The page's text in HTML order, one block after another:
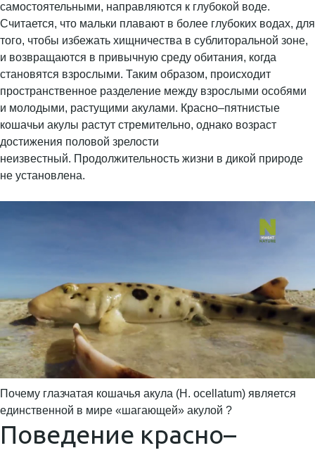
самостоятельными, направляются к глубокой воде.
Считается, что мальки плавают в более глубоких водах, для
того, чтобы избежать хищничества в сублиторальной зоне,
и возвращаются в привычную среду обитания, когда
становятся взрослыми. Таким образом, происходит
пространственное разделение между взрослыми особями
и молодыми, растущими акулами. Красно–пятнистые
кошачьи акулы растут стремительно, однако возраст
достижения половой зрелости
неизвестный. Продолжительность жизни в дикой природе
не установлена.
Почему глазчатая кошачья акула (H. ocellatum) является
единственной в мире «шагающей» акулой ?
Поведение красно–